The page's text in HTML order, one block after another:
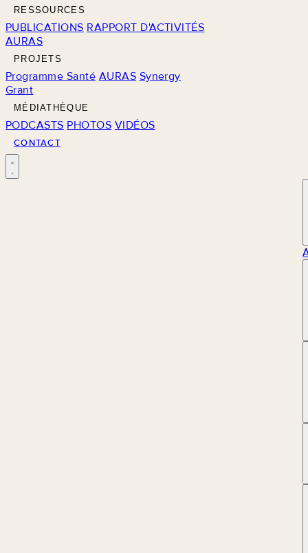
RESSOURCES
PUBLICATIONS RAPPORT D'ACTIVITÉS
AURAS
PROJETS
Programme Santé AURAS Synergy
Grant
MÉDIATHÈQUE
PODCASTS PHOTOS VIDÉOS
CONTACT